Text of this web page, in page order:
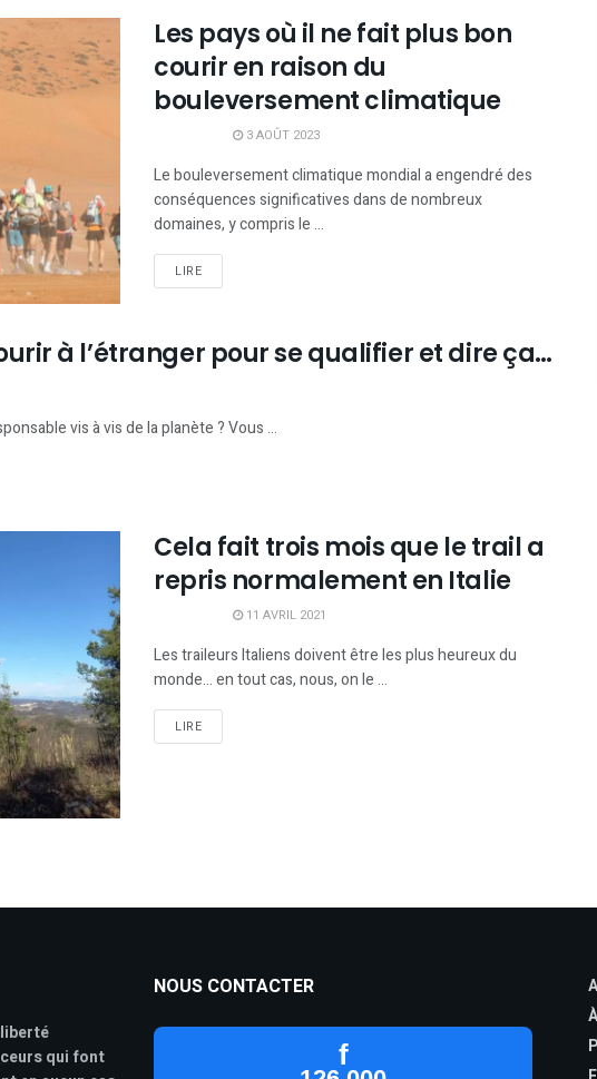
Les pays où il ne fait plus bon
courir en raison du
bouleversement climatique
3 AOÛT 2023
Le bouleversement climatique mondial a engendré des
conséquences significatives dans de nombreux
domaines, y compris le ...
LIRE
à l’étranger pour se qualifier et dire ça…
vis à vis de la planète ? Vous ...
Cela fait trois mois que le trail a
repris normalement en Italie
11 AVRIL 2021
Les traileurs Italiens doivent être les plus heureux du
monde... en tout cas, nous, on le ...
LIRE
qui font
NOUS CONTACTER
f